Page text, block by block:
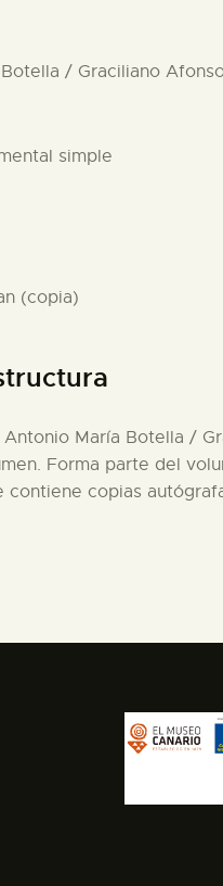
/ Graciliano
simple
(copia)
María Botella /
Forma parte del
contiene copias